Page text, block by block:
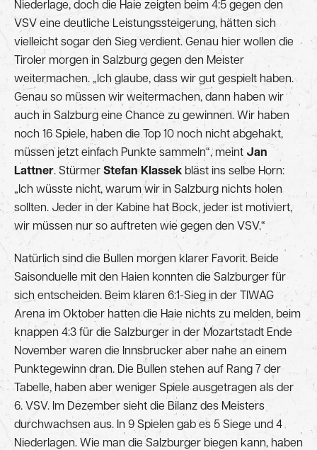
Niederlage, doch die Haie zeigten beim 4:5 gegen den
VSV eine deutliche Leistungssteigerung, hätten sich
vielleicht sogar den Sieg verdient. Genau hier wollen die
Tiroler morgen in Salzburg gegen den Meister
weitermachen. „Ich glaube, dass wir gut gespielt haben.
Genau so müssen wir weitermachen, dann haben wir
auch in Salzburg eine Chance zu gewinnen. Wir haben
noch 16 Spiele, haben die Top 10 noch nicht abgehakt,
müssen jetzt einfach Punkte sammeln“, meint Jan
Lattner. Stürmer Stefan Klassek bläst ins selbe Horn:
„Ich wüsste nicht, warum wir in Salzburg nichts holen
sollten. Jeder in der Kabine hat Bock, jeder ist motiviert,
wir müssen nur so auftreten wie gegen den VSV.“
Natürlich sind die Bullen morgen klarer Favorit. Beide
Saisonduelle mit den Haien konnten die Salzburger für
sich entscheiden. Beim klaren 6:1-Sieg in der TIWAG
Arena im Oktober hatten die Haie nichts zu melden, beim
knappen 4:3 für die Salzburger in der Mozartstadt Ende
November waren die Innsbrucker aber nahe an einem
Punktegewinn dran. Die Bullen stehen auf Rang 7 der
Tabelle, haben aber weniger Spiele ausgetragen als der
6. VSV. Im Dezember sieht die Bilanz des Meisters
durchwachsen aus. In 9 Spielen gab es 5 Siege und 4
Niederlagen. Wie man die Salzburger biegen kann, haben